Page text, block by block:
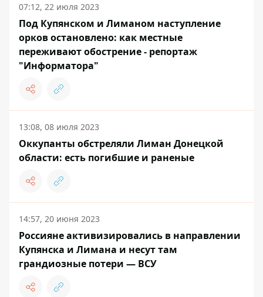
07:12, 22 июля 2023
Под Купянском и Лиманом наступление
орков остановлено: как местные
переживают обострение - репортаж
"Информатора"
13:08, 08 июля 2023
Оккупанты обстреляли Лиман Донецкой
области: есть погибшие и раненые
14:57, 20 июня 2023
Россияне активизировались в направлении
Купянска и Лимана и несут там
грандиозные потери — ВСУ